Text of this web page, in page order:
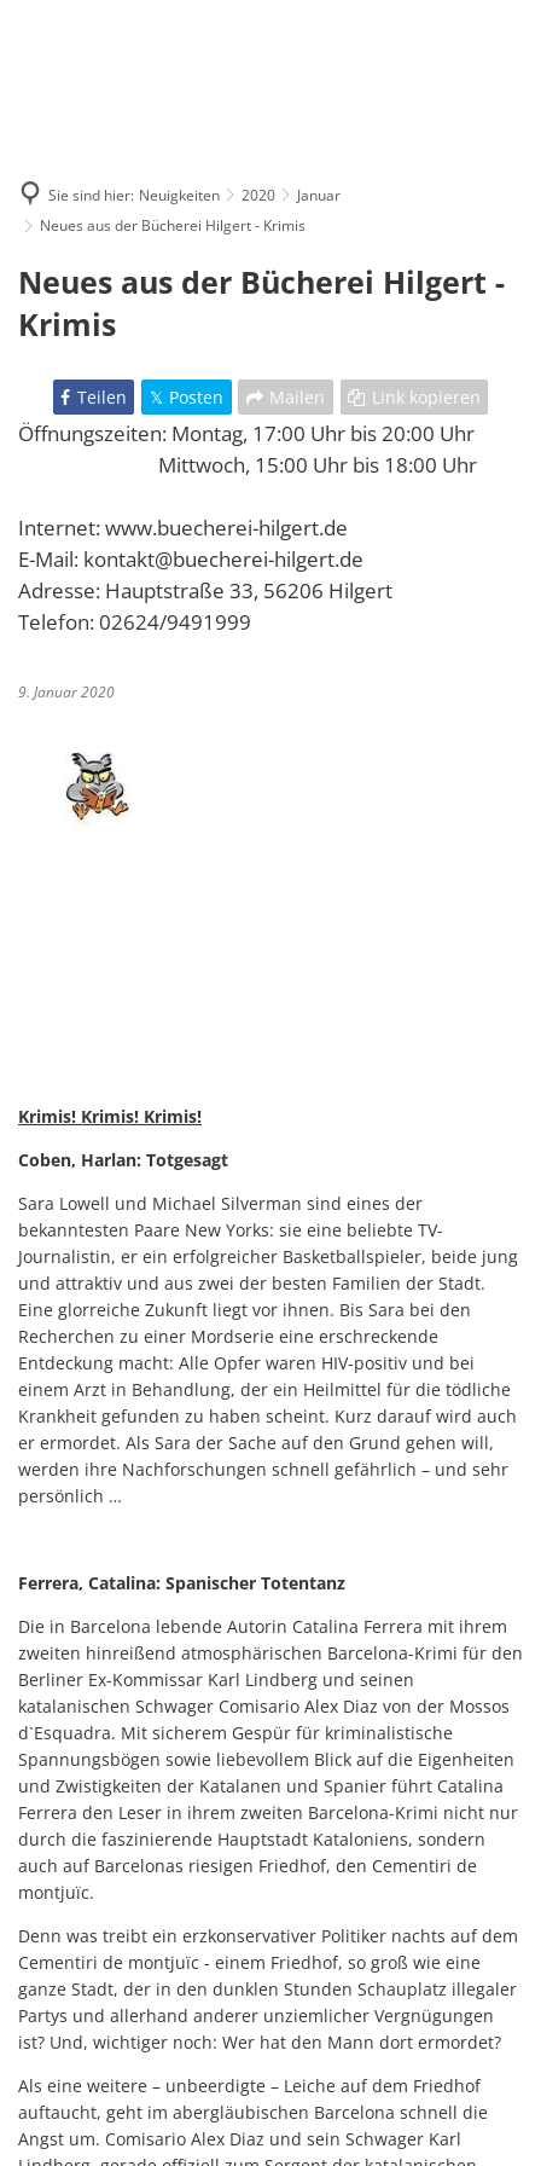
Sie sind hier: Neuigkeiten 2020
Januar
Neues aus der Bücherei Hilgert - Krimis
Neues aus der Bücherei Hilgert -
Krimis
Teilen Posten Mailen Link kopieren
Öffnungszeiten: Montag, 17:00 Uhr bis 20:00 Uhr
Mittwoch, 15:00 Uhr bis 18:00 Uhr
Internet: www.buecherei-hilgert.de
E-Mail: kontakt@buecherei-hilgert.de
Adresse: Hauptstraße 33, 56206 Hilgert
Telefon: 02624/9491999
9. Januar 2020
Krimis! Krimis! Krimis!
Coben, Harlan: Totgesagt
Sara Lowell und Michael Silverman sind eines der
bekanntesten Paare New Yorks: sie eine beliebte TV-
Journalistin, er ein erfolgreicher Basketballspieler, beide jung
und attraktiv und aus zwei der besten Familien der Stadt.
Eine glorreiche Zukunft liegt vor ihnen. Bis Sara bei den
Recherchen zu einer Mordserie eine erschreckende
Entdeckung macht: Alle Opfer waren HIV-positiv und bei
einem Arzt in Behandlung, der ein Heilmittel für die tödliche
Krankheit gefunden zu haben scheint. Kurz darauf wird auch
er ermordet. Als Sara der Sache auf den Grund gehen will,
werden ihre Nachforschungen schnell gefährlich – und sehr
persönlich …
Ferrera, Catalina: Spanischer Totentanz
Die in Barcelona lebende Autorin Catalina Ferrera mit ihrem
zweiten hinreißend atmosphärischen Barcelona-Krimi für den
Berliner Ex-Kommissar Karl Lindberg und seinen
katalanischen Schwager Comisario Alex Diaz von der Mossos
d`Esquadra. Mit sicherem Gespür für kriminalistische
Spannungsbögen sowie liebevollem Blick auf die Eigenheiten
und Zwistigkeiten der Katalanen und Spanier führt Catalina
Ferrera den Leser in ihrem zweiten Barcelona-Krimi nicht nur
durch die faszinierende Hauptstadt Kataloniens, sondern
auch auf Barcelonas riesigen Friedhof, den Cementiri de
montjuïc.
Denn was treibt ein erzkonservativer Politiker nachts auf dem
Cementiri de montjuïc - einem Friedhof, so groß wie eine
ganze Stadt, der in den dunklen Stunden Schauplatz illegaler
Partys und allerhand anderer unziemlicher Vergnügungen
ist? Und, wichtiger noch: Wer hat den Mann dort ermordet?
Als eine weitere – unbeerdigte – Leiche auf dem Friedhof
auftaucht, geht im abergläubischen Barcelona schnell die
Angst um. Comisario Alex Diaz und sein Schwager Karl